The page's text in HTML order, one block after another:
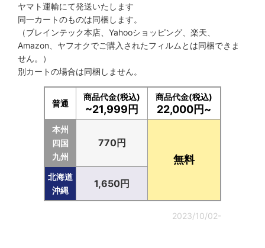
ヤマト運輸にて発送いたします
同一カートのものは同梱します。
（ブレインテック本店、Yahooショッピング、楽天、
Amazon、ヤフオクでご購入されたフィルムとは同梱できま
せん。）
別カートの場合は同梱しません。
普通
商品代金(税込)
~21,999円
商品代金(税込)
22,000円~
本州
四国
九州
770円
無料
北海道
沖縄
1,650円
2023/10/02-